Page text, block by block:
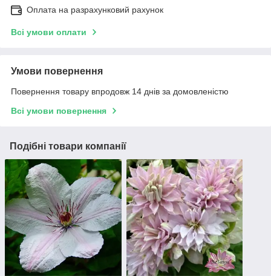
Оплата на разрахунковий рахунок
Всі умови оплати
Умови повернення
Повернення товару впродовж 14 днів за домовленістю
Всі умови повернення
Подібні товари компанії